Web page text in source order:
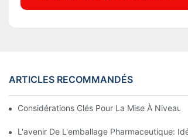
ARTICLES RECOMMANDÉS
Considérations Clés Pour La Mise À
L'avenir De L'emballage Pharmaceutique: